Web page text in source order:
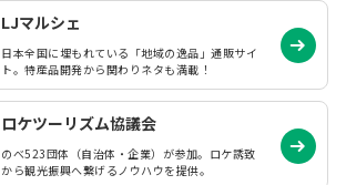
LJマルシェ
日本全国に埋もれている「地域の逸品」通販サイ
ト。特産品開発から関わりネタも満載！
ロケツーリズム協議会
のべ523団体（自治体・企業）が参加。ロケ誘致
から観光振興へ繋げるノウハウを提供。